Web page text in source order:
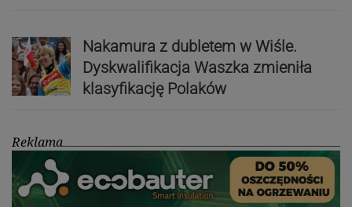
Nakamura z dubletem w Wiśle.
Dyskwalifikacja Waszka zmieniła
klasyfikację Polaków
Reklama